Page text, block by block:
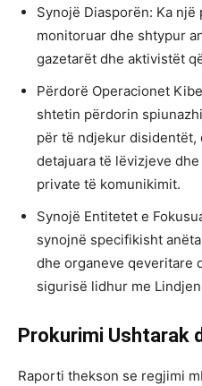
Synojë Diasporën: Ka
monitoruar dhe shtypur
gazetarët dhe aktivistët
Përdorë Operacionet
shtetin përdorin
për të ndjekur
detajuara të lëvizjeve
private të komunikimit.
Synojë Entitetet e
synojnë specifikisht
dhe organeve qeveritare
sigurisë lidhur me
Prokurimi Ushtarak
Raporti thekson se regjimi